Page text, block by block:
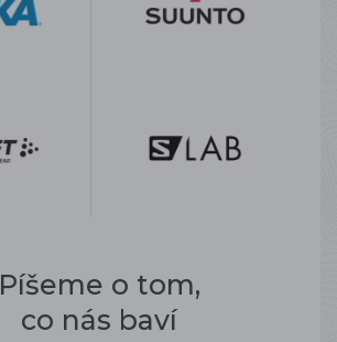
Píšeme o tom,
co nás baví